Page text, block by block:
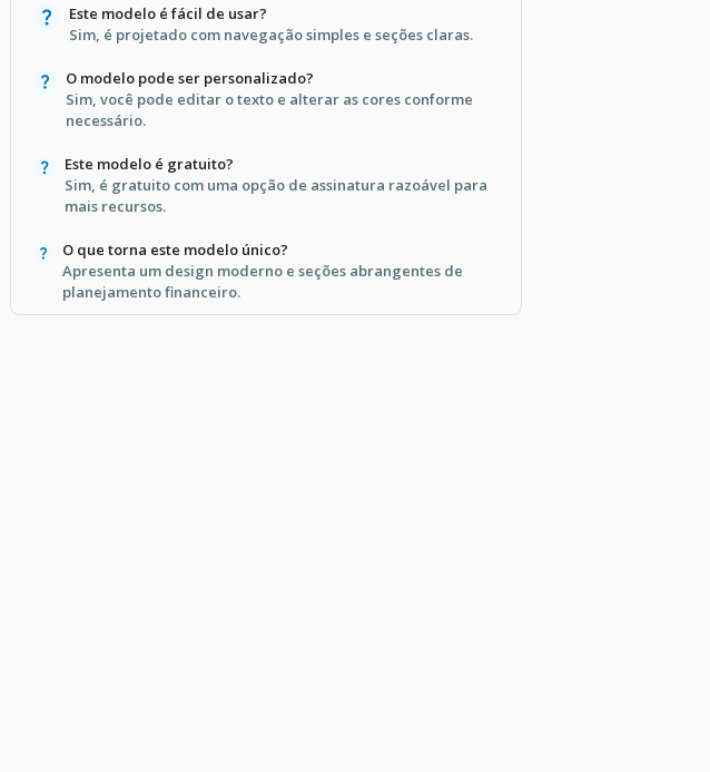
Este modelo é fácil de usar?
Sim, é projetado com navegação simples e seções claras.
O modelo pode ser personalizado?
Sim, você pode editar o texto e alterar as cores conforme
necessário.
Este modelo é gratuito?
Sim, é gratuito com uma opção de assinatura razoável para
mais recursos.
O que torna este modelo único?
Apresenta um design moderno e seções abrangentes de
planejamento financeiro.